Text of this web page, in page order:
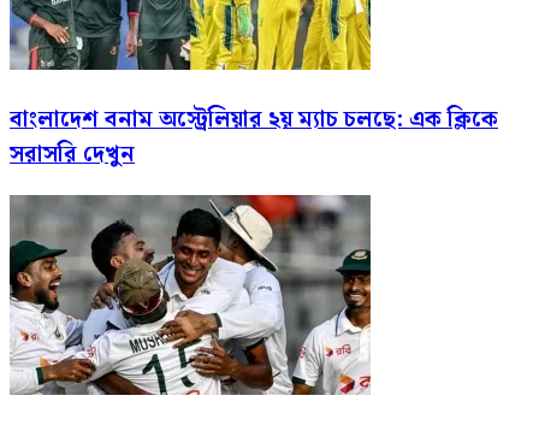
বাংলাদেশ বনাম অস্ট্রেলিয়ার ২য় ম্যাচ চলছে: এক ক্লিকে
সরাসরি দেখুন